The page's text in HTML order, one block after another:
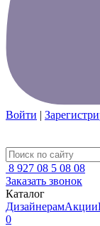
Войти |
8 927 08 5 08 08
Заказать звонок
Каталог
ДизайнерамАкции
0